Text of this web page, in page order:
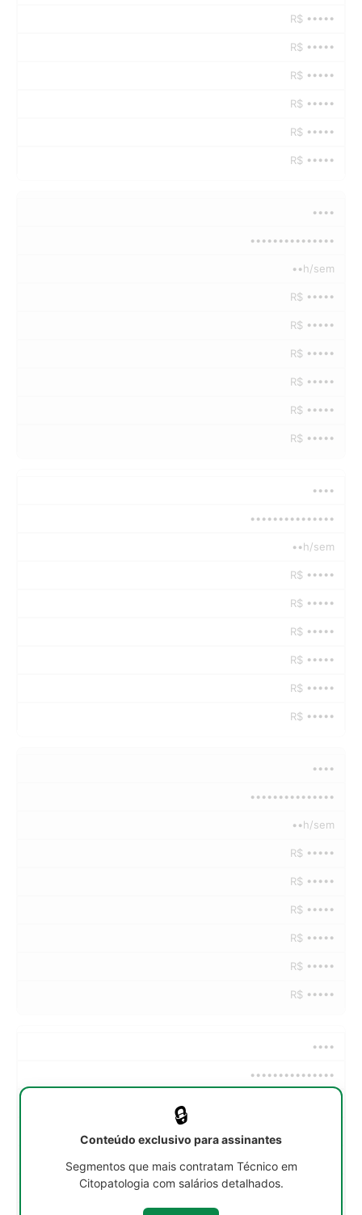
R$ •••••
R$ •••••
R$ •••••
R$ •••••
R$ •••••
R$ •••••
••••
•••••••••••••••
••h/sem
R$ •••••
R$ •••••
R$ •••••
R$ •••••
R$ •••••
R$ •••••
••••
•••••••••••••••
••h/sem
R$ •••••
R$ •••••
R$ •••••
R$ •••••
R$ •••••
R$ •••••
••••
•••••••••••••••
••h/sem
R$ •••••
R$ •••••
R$ •••••
R$ •••••
R$ •••••
R$ •••••
••••
•••••••••••••••
🔒
Conteúdo exclusivo para assinantes
Segmentos que mais contratam Técnico em
Citopatologia com salários detalhados.